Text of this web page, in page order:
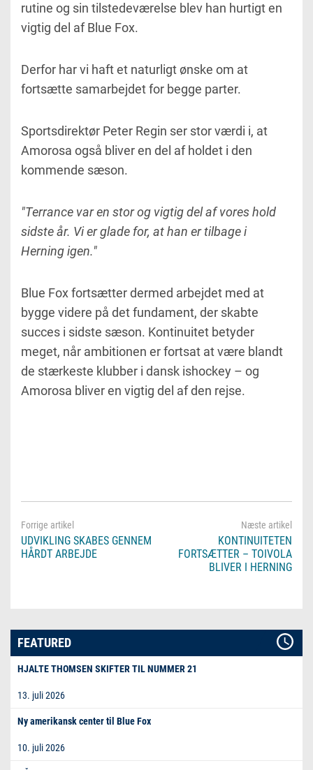
rutine og sin tilstedeværelse blev han hurtigt en
vigtig del af Blue Fox.
Derfor har vi haft et naturligt ønske om at
fortsætte samarbejdet for begge parter.
Sportsdirektør Peter Regin ser stor værdi i, at
Amorosa også bliver en del af holdet i den
kommende sæson.
"Terrance var en stor og vigtig del af vores hold
sidste år. Vi er glade for, at han er tilbage i
Herning igen."
Blue Fox fortsætter dermed arbejdet med at
bygge videre på det fundament, der skabte
succes i sidste sæson. Kontinuitet betyder
meget, når ambitionen er fortsat at være blandt
de stærkeste klubber i dansk ishockey – og
Amorosa bliver en vigtig del af den rejse.
UDVIKLING SKABES GENNEM
HÅRDT ARBEJDE
KONTINUITETEN
FORTSÆTTER – TOIVOLA
BLIVER I HERNING
FEATURED
HJALTE THOMSEN SKIFTER TIL NUMMER 21
13. juli 2026
Ny amerikansk center til Blue Fox
10. juli 2026